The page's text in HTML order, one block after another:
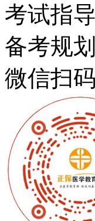
考试指
备考规
微信扫